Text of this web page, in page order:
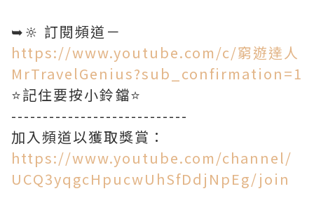
➥🔆 訂閱頻道－
https://www.youtube.com/c/窮遊達人
MrTravelGenius?sub_confirmation=1
⭐️記住要按小鈴鐺⭐️
----------------------------
https://www.youtube.com/channel/
UCQ3yqgcHpucwUhSfDdjNpEg/join